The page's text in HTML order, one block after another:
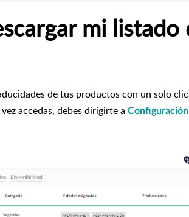
mi listado
de tus productos con un solo clic
accedas, debes dirigirte a Configuración